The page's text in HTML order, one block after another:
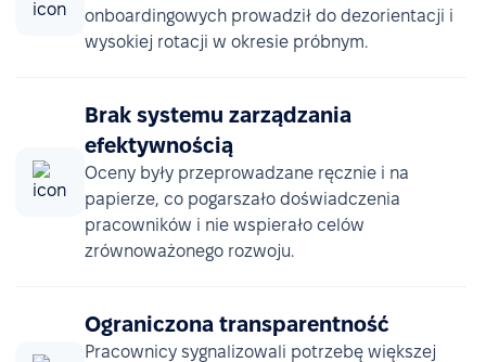
onboardingowych prowadził do dezorientacji i
wysokiej rotacji w okresie próbnym.
Brak systemu zarządzania
efektywnością
Oceny były przeprowadzane ręcznie i na
papierze, co pogarszało doświadczenia
pracowników i nie wspierało celów
zrównoważonego rozwoju.
Ograniczona transparentność
Pracownicy sygnalizowali potrzebę większej